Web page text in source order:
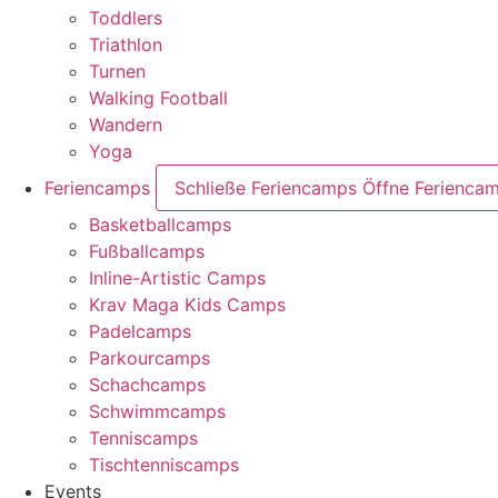
Toddlers
Triathlon
Turnen
Walking Football
Wandern
Yoga
Feriencamps
Schließe Feriencamps Öffne
Basketballcamps
Fußballcamps
Inline-Artistic Camps
Krav Maga Kids Camps
Padelcamps
Parkourcamps
Schachcamps
Schwimmcamps
Tenniscamps
Tischtenniscamps
Events